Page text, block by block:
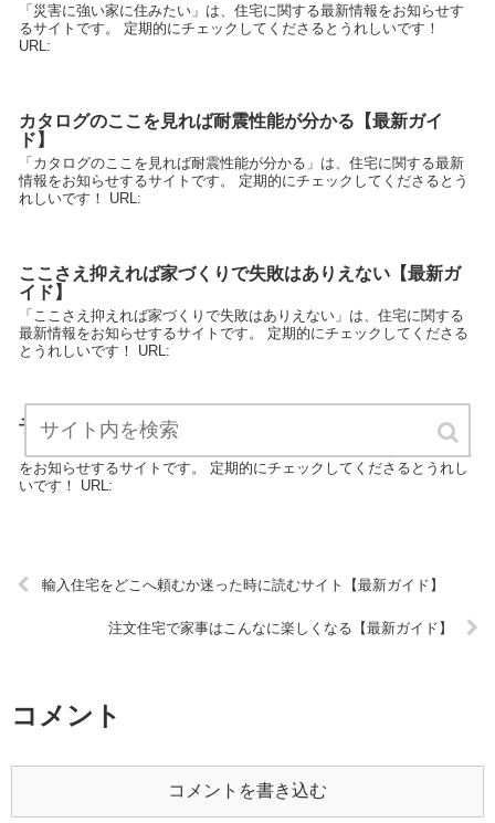
「災害に強い家に住みたい」は、住宅に関する最新情報をお知らせす
るサイトです。 定期的にチェックしてくださるとうれしいです！
URL:
カタログのここを見れば耐震性能が分かる【最新ガイ
ド】
「カタログのここを見れば耐震性能が分かる」は、住宅に関する最新
情報をお知らせするサイトです。 定期的にチェックしてくださるとう
れしいです！ URL:
ここさえ抑えれば家づくりで失敗はありえない【最新ガ
イド】
「ここさえ抑えれば家づくりで失敗はありえない」は、住宅に関する
最新情報をお知らせするサイトです。 定期的にチェックしてくださる
とうれしいです！ URL:
予備知識0からの新築注文住宅建設日記【最新ガイド】
をお知らせするサイトです。 定期的にチェックしてくださるとうれし
いです！ URL:
輸入住宅をどこへ頼むか迷った時に読むサイト【最新ガイド】
注文住宅で家事はこんなに楽しくなる【最新ガイド】
コメント
コメントを書き込む